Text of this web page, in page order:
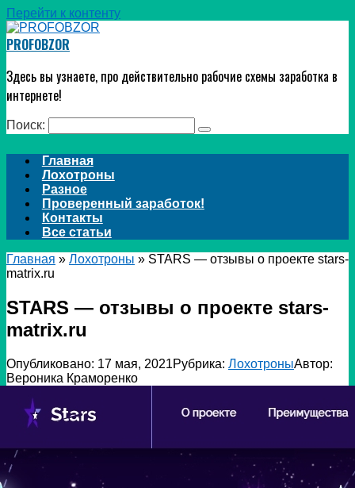
Перейти к контенту
PROFOBZOR
Здесь вы узнаете, про действительно рабочие схемы заработка в
интернете!
Поиск:
Главная
Лохотроны
Разное
Проверенный заработок!
Контакты
Все статьи
Главная » Лохотроны » STARS — отзывы о проекте stars-
matrix.ru
STARS — отзывы о проекте stars-
matrix.ru
Опубликовано: 17 мая, 2021Рубрика: ЛохотроныАвтор:
Вероника Краморенко